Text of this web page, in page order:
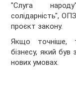
"Слуга
солідарність",
проєкт закону.
Якщо точніше,
бізнесу, який
нових умовах.